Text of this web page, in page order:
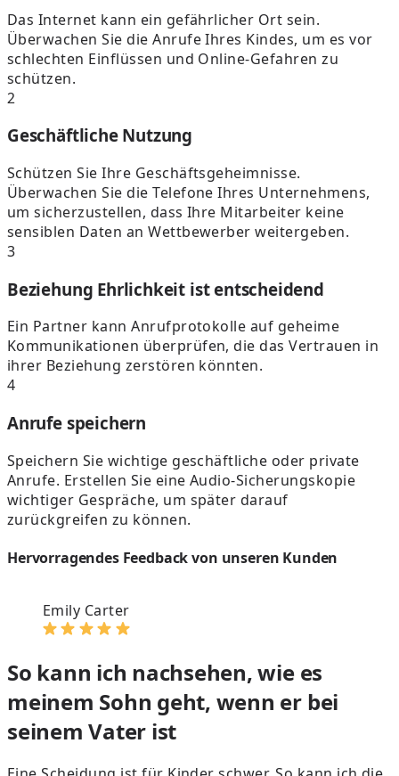
Das Internet kann ein gefährlicher Ort sein.
Überwachen Sie die Anrufe Ihres Kindes, um es vor
schlechten Einflüssen und Online-Gefahren zu
schützen.
2
Geschäftliche Nutzung
Schützen Sie Ihre Geschäftsgeheimnisse.
Überwachen Sie die Telefone Ihres Unternehmens,
um sicherzustellen, dass Ihre Mitarbeiter keine
sensiblen Daten an Wettbewerber weitergeben.
3
Beziehung Ehrlichkeit ist entscheidend
Ein Partner kann Anrufprotokolle auf geheime
Kommunikationen überprüfen, die das Vertrauen in
ihrer Beziehung zerstören könnten.
4
Anrufe speichern
Speichern Sie wichtige geschäftliche oder private
Anrufe. Erstellen Sie eine Audio-Sicherungskopie
wichtiger Gespräche, um später darauf
zurückgreifen zu können.
Hervorragendes Feedback von unseren Kunden
Emily Carter
So kann ich nachsehen, wie es
meinem Sohn geht, wenn er bei
seinem Vater ist